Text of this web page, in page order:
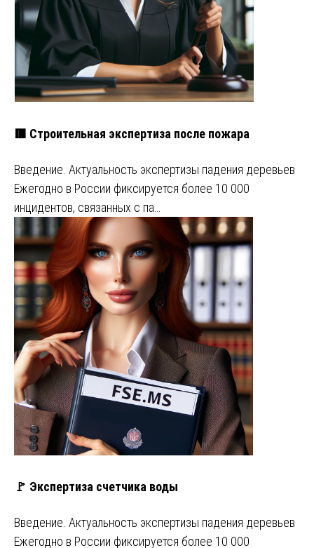
🟥 Строительная экспертиза после пожара
Введение. Актуальность экспертизы падения деревьев
Ежегодно в России фиксируется более 10 000
инцидентов, связанных с па…
🚩 Экспертиза счетчика воды
Введение. Актуальность экспертизы падения деревьев
Ежегодно в России фиксируется более 10 000